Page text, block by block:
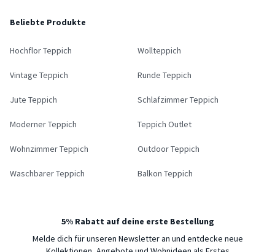
Beliebte Produkte
Hochflor Teppich Wollteppich
Vintage Teppich Runde Teppich
Jute Teppich Schlafzimmer Teppich
Moderner Teppich Teppich Outlet
Wohnzimmer Teppich Outdoor Teppich
Waschbarer Teppich Balkon Teppich
5% Rabatt auf deine erste Bestellung
Melde dich für unseren Newsletter an und entdecke neue